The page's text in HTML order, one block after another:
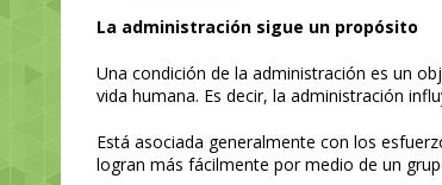
La administración sigue un propósito
Una condición de la administración es un
vida humana. Es decir, la administración
Está asociada generalmente con los
logran más fácilmente por medio de un